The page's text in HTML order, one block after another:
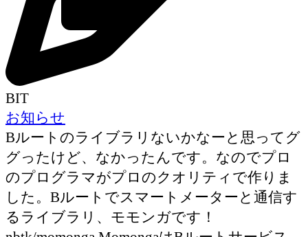
BIT
お知らせ
Bルートのライブラリないかなーと思ってグ
グったけど、なかったんです。なのでプロ
のプログラマがプロのクオリティで作りま
した。Bルートでスマートメーターと通信す
るライブラリ、モモンガです！